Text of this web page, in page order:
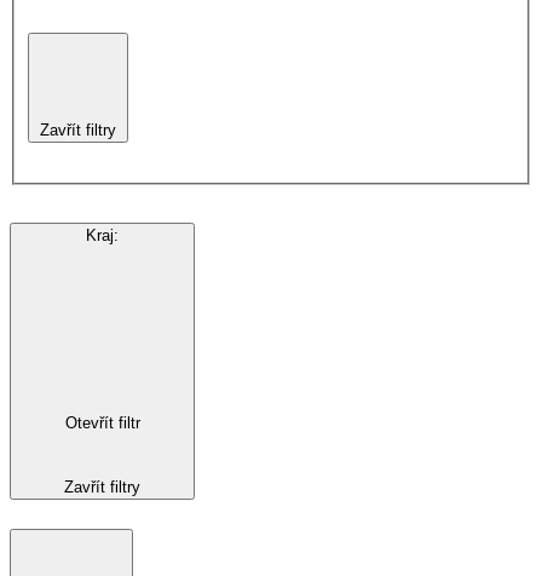
Zavřít filtry
Kraj:
Otevřít filtr
Zavřít filtry